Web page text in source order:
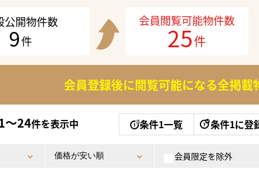
公開物件数
9件
会員閲覧可能物件数
25件
会員登録後に閲覧可能になる全掲載
〜24件を表示中 条件1一覧 条件1に登
会員限定を除外